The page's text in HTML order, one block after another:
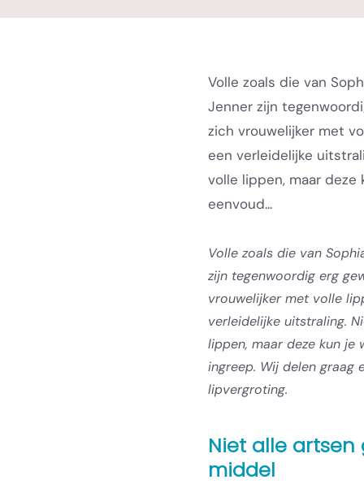
Volle zoals die van
Jenner zijn
zich vrouwelijker met
een verleidelijke
volle lippen, maar
eenvoud...
Volle zoals die van
zijn tegenwoordig erg
vrouwelijker met volle
verleidelijke uitstraling.
lippen, maar deze kun je
ingreep. Wij delen graag
lipvergroting.
Niet alle
middel